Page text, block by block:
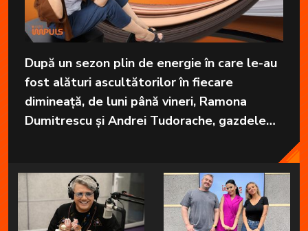
După un sezon plin de energie în care le-au
fost alături ascultătorilor în fiecare
dimineață, de luni până vineri, Ramona
Dumitrescu și Andrei Tudorache, gazdele